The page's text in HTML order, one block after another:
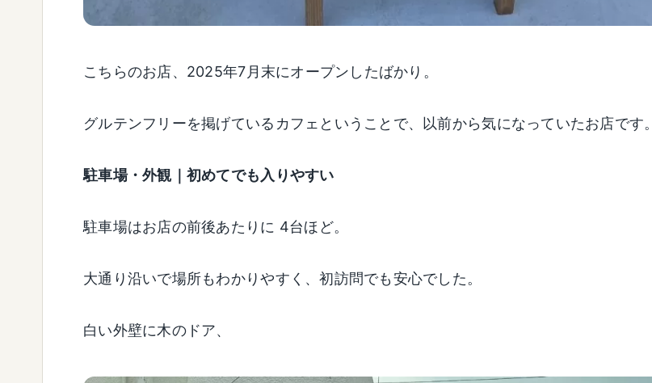
こちらのお店、2025年7月末にオープンしたばかり。
グルテンフリーを掲げているカフェということで、以前から気になっていたお店です。
駐車場・外観｜初めてでも入りやすい
駐車場はお店の前後あたりに 4台ほど。
大通り沿いで場所もわかりやすく、初訪問でも安心でした。
白い外壁に木のドア、